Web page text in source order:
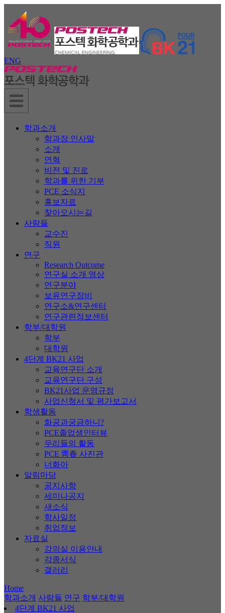
ENG
학과소개
학과장 인사말
소개
연혁
비전 및 진로
학과를 위한 기부
PCE 소식지
홍보자료
찾아오시는길
사람들
교수진
직원
연구
Research Outcome
연구실 소개 영상
연구분야
보유연구장비
연구소&연구센터
연구관련정보센터
학부/대학원
학부
대학원
4단계 BK21 사업
교육연구단 소개
교육연구단 구성
BK21사업 운영규정
사업신청서 및 평가보고서
학생활동
화공과궁금하니?
PCE졸업생인터뷰
우리들의 활동
PCE 靑春 사진관
너화아
알림마당
공지사항
세미나공지
새소식
학사일정
취업정보
자료실
강의실 이용안내
각종서식
갤러리
Home
학과소개 사람들 연구 학부/대학원
4단계 BK21 사업